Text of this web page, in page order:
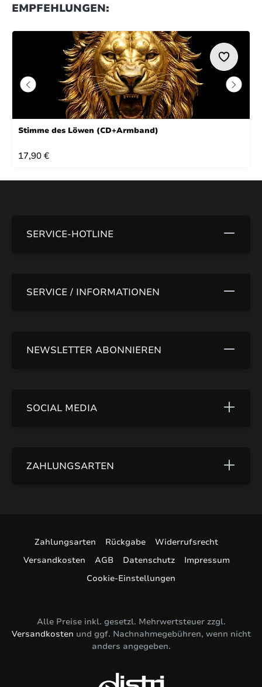
EMPFEHLUNGEN:
Stimme des Löwen (CD+Armband)
REGULÄRER PREIS:
17,90 €
SERVICE-HOTLINE
SERVICE / INFORMATIONEN
NEWSLETTER ABONNIEREN
SOCIAL MEDIA
ZAHLUNGSARTEN
Zahlungsarten Rückgabe
Widerrufsrecht
Versandkosten
AGB Datenschutz
Impressum
Cookie-Einstellungen
Alle Preise inkl. gesetzl. Mehrwertsteuer zzgl.
Versandkosten und ggf. Nachnahmegebühren, wenn nicht
anders angegeben.